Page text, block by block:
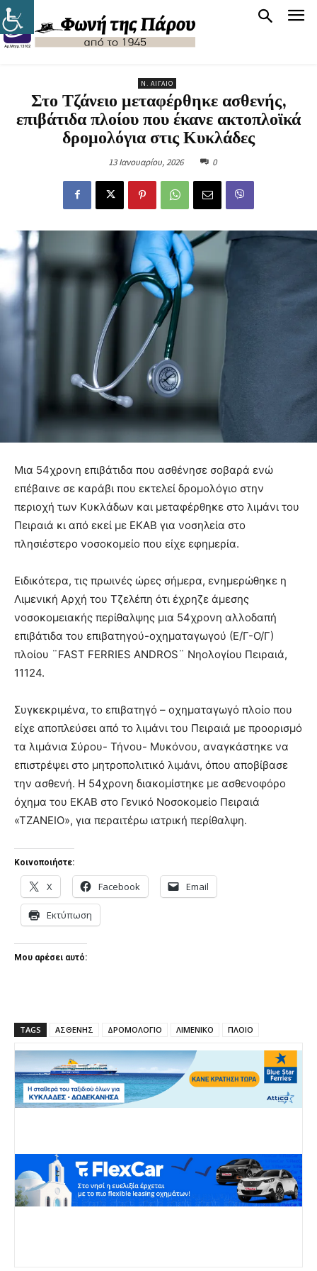
Ν. ΑΙΓΑΊΟ
Στο Τζάνειο μεταφέρθηκε ασθενής,
επιβάτιδα πλοίου που έκανε ακτοπλοϊκά
δρομολόγια στις Κυκλάδες
13 Ιανουαρίου, 2026 0
Μια 54χρονη επιβάτιδα που ασθένησε σοβαρά ενώ
επέβαινε σε καράβι που εκτελεί δρομολόγιο στην
περιοχή των Κυκλάδων και μεταφέρθηκε στο λιμάνι του
Πειραιά κι από εκεί με ΕΚΑΒ για νοσηλεία στο
πλησιέστερο νοσοκομείο που είχε εφημερία.
Ειδικότερα, τις πρωινές ώρες σήμερα, ενημερώθηκε η
Λιμενική Αρχή του Τζελέπη ότι έχρηζε άμεσης
νοσοκομειακής περίθαλψης μια 54χρονη αλλοδαπή
επιβάτιδα του επιβατηγού-οχηματαγωγού (Ε/Γ-Ο/Γ)
πλοίου ¨FAST FERRIES ANDROS¨ Νηολογίου Πειραιά,
11124.
Συγκεκριμένα, το επιβατηγό – οχηματαγωγό πλοίο που
είχε αποπλεύσει από το λιμάνι του Πειραιά με προορισμό
τα λιμάνια Σύρου- Τήνου- Μυκόνου, αναγκάστηκε να
επιστρέψει στο μητροπολιτικό λιμάνι, όπου αποβίβασε
την ασθενή. Η 54χρονη διακομίστηκε με ασθενοφόρο
όχημα του ΕΚΑΒ στο Γενικό Νοσοκομείο Πειραιά
«ΤΖΑΝΕΙΟ», για περαιτέρω ιατρική περίθαλψη.
Κοινοποιήστε:
X Facebook Email
Εκτύπωση
Μου αρέσει αυτό:
TAGS ΑΣΘΕΝΗΣ ΔΡΟΜΟΛΟΓΙΟ ΛΙΜΕΝΙΚΟ ΠΛΟΙΟ